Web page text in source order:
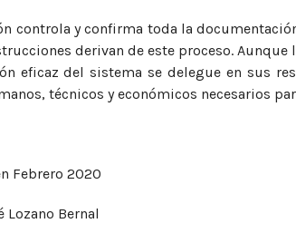
controla y confirma toda la
derivan de este proceso.
eficaz del sistema se delegue en sus
técnicos y económicos necesarios
Febrero 2020
Lozano Bernal